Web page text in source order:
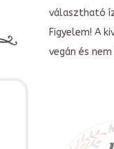
választható
Figyelem! A
vegán és